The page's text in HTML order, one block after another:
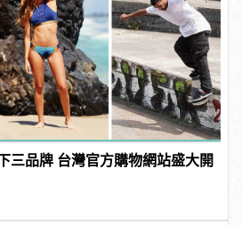
三品牌 台灣官方購物網站盛大開